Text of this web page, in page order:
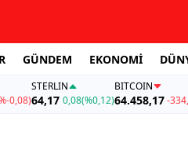
GÜNDEM EKONOMİ
0,08)
STERLIN
64,17 0,08(%0,12)
BITCOIN
64.458,17-